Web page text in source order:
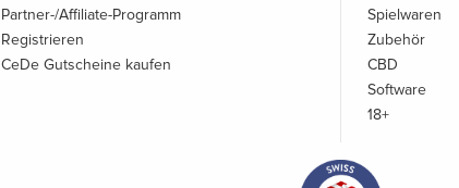
Partner-/Affiliate-Programm
Registrieren
CeDe Gutscheine kaufen
Spielwaren
Zubehör
CBD
Software
18+